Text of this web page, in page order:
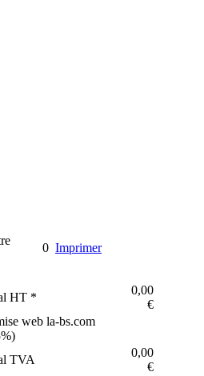
0 Imprimer
HT *
0,00
€
web la-bs.com
%)
TVA
0,00
€